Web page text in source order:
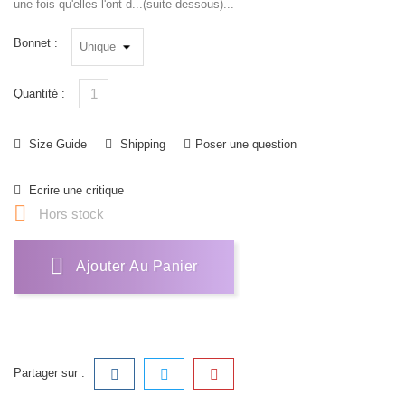
une fois qu'elles l'ont d...(suite dessous)...
Bonnet :
Quantité :
Size Guide Shipping Poser une question
Ecrire une critique
 Hors stock
Ajouter Au Panier
Partager sur :